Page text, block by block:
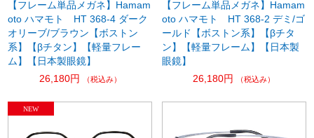
【フレーム単品メガネ】Hamam
oto ハマモト HT 368-4 ダーク
オリーブ/ブラウン【ボストン
系】【βチタン】【軽量フレー
ム】【日本製眼鏡】
26,180円
（税込み）
【フレーム単品メガネ】Hamam
oto ハマモト HT 368-2 デミ/ゴ
ールド【ボストン系】【βチタ
ン】【軽量フレーム】【日本製
眼鏡】
26,180円
（税込み）